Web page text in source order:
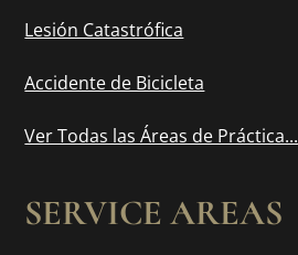
Lesión Catastrófica
Accidente de Bicicleta
Ver Todas las Áreas de Práctica...
SERVICE AREAS